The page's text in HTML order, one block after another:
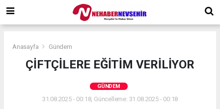
Anasayfa Gündem
ÇİFTÇİLERE EĞİTİM VERİLİYOR
GÜNDEM
31.08.2025 - 00:18, Güncelleme: 31.08.2025 - 00:18